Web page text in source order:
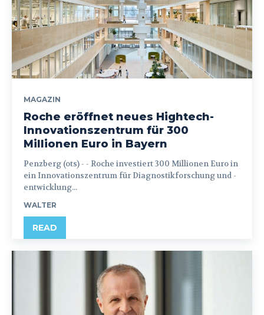
MAGAZIN
Roche eröffnet neues Hightech-
Innovationszentrum für 300
Millionen Euro in Bayern
Penzberg (ots) - - Roche investiert 300 Millionen Euro in
ein Innovationszentrum für Diagnostikforschung und -
entwicklung...
WALTER
READ